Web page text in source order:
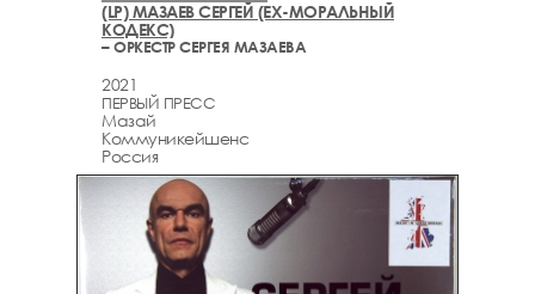
(LP) МАЗАЕВ СЕРГЕЙ (EX-МОРАЛЬНЫЙ
КОДЕКС)
– ОРКЕСТР СЕРГЕЯ МАЗАЕВА
2021
ПЕРВЫЙ ПРЕСС
Мазай
Коммуникейшенс
Россия